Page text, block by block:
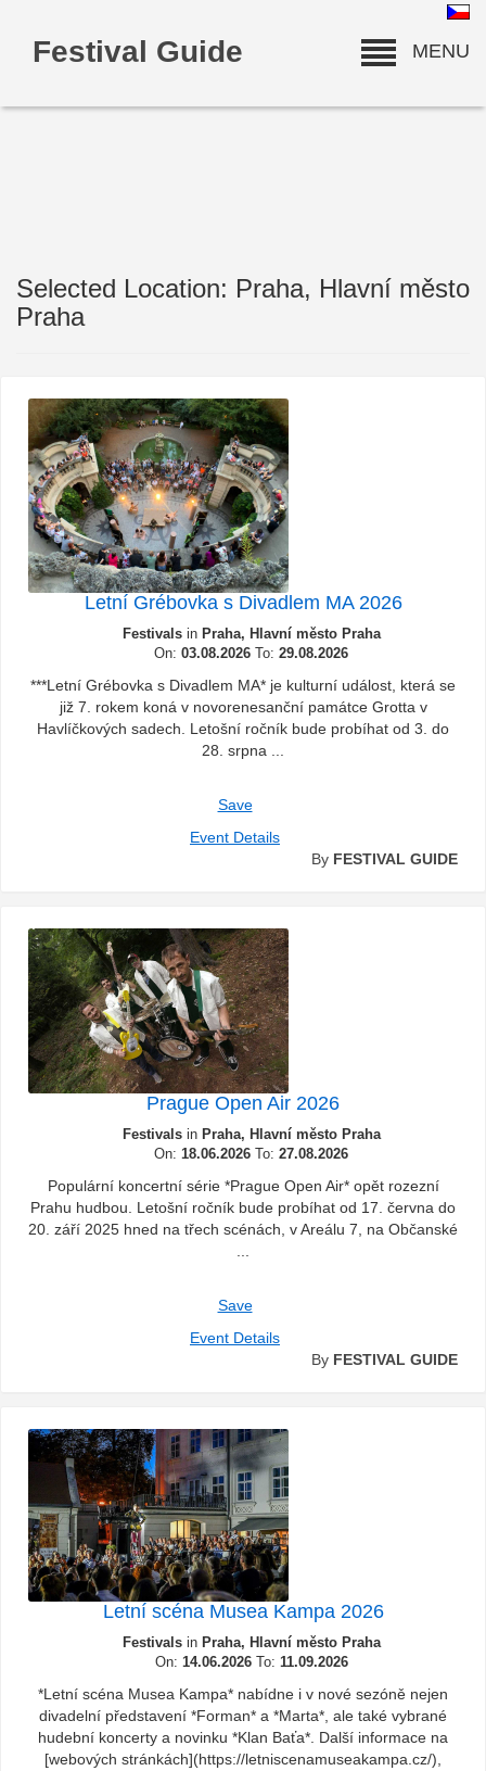
Festival Guide MENU
deneme bonusu
Selected Location: Praha, Hlavní město
Praha
Letní Grébovka s Divadlem MA 2026
Festivalsin Praha, Hlavní město Praha
On: 03.08.2026 To: 29.08.2026
***Letní Grébovka s Divadlem MA* je kulturní událost, která se
již 7. rokem koná v novorenesanční památce Grotta v
Havlíčkových sadech. Letošní ročník bude probíhat od 3. do
28. srpna ...
Save
Event Details
By FESTIVAL GUIDE
Prague Open Air 2026
Festivalsin Praha, Hlavní město Praha
On: 18.06.2026 To: 27.08.2026
Populární koncertní série *Prague Open Air* opět rozezní
Prahu hudbou. Letošní ročník bude probíhat od 17. června do
20. září 2025 hned na třech scénách, v Areálu 7, na Občanské
Save
Event Details
By FESTIVAL GUIDE
Letní scéna Musea Kampa 2026
Festivalsin Praha, Hlavní město Praha
On: 14.06.2026To: 11.09.2026
*Letní scéna Musea Kampa* nabídne i v nové sezóně nejen
divadelní představení *Forman* a *Marta*, ale také vybrané
hudební koncerty a novinku *Klan Baťa*. Další informace na
[webových stránkách](https://letniscenamuseakampa.cz/),